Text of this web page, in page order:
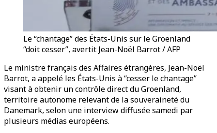
Le “chantage” des États-Unis sur le Groenland
“doit cesser”, avertit Jean-Noël Barrot / AFP
Le ministre français des Affaires étrangères, Jean-Noël
Barrot, a appelé les États-Unis à “cesser le chantage”
visant à obtenir un contrôle direct du Groenland,
territoire autonome relevant de la souveraineté du
Danemark, selon une interview diffusée samedi par
plusieurs médias européens.